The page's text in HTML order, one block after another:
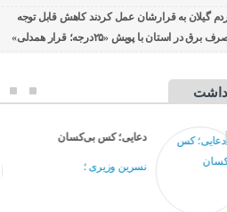
گیلان به قرارشان عمل کردند كاهش قابل توجه
برق در استان با پویش «۲۵درجه؛ قرار همدلی»
دعایی؛ کس بی‌کسان
نسرین وزیری ؛